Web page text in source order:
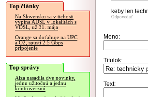
Top články
Na Slovensku sa v tichosti
vypína ADSL v lokalitách s
VDSL, už 31. mája
Orange sa doťahuje na UPC
a O2, spustí 2.5 Gbps
pripojenie
Top správy
Alza nasadila dve novinky,
jednu užitočnú a jednu
kontroverznú
keby len
Odpovedať
Meno:
Titulok:
Text: